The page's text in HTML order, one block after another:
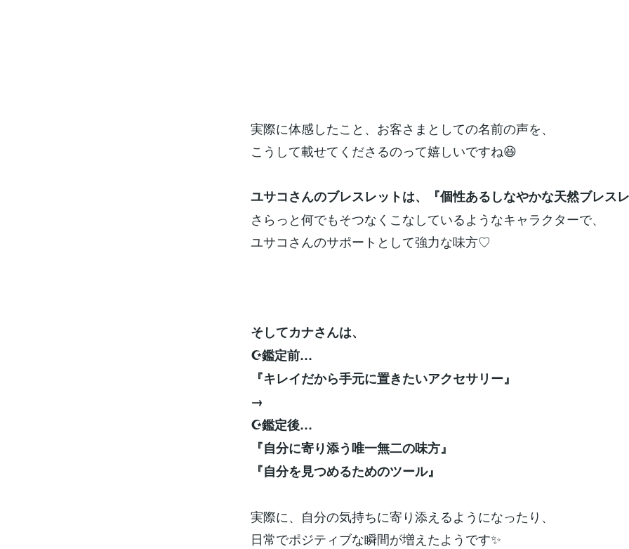
実際に体感したこと、お客さまとしての名前の声を、
こうして載せてくださるのって嬉しいですね😆
ユサコさんのブレスレットは、『個性あるしなやかな天然ブレス
さらっと何でもそつなくこなしているようなキャラクターで、
ユサコさんのサポートとして強力な味方♡
そしてカナさんは、
☪️鑑定前…
『キレイだから手元に置きたいアクセサリー』
→
☪️鑑定後…
『自分に寄り添う唯一無二の味方』
『自分を見つめるためのツール』
実際に、自分の気持ちに寄り添えるようになったり、
日常でポジティブな瞬間が増えたようです✨